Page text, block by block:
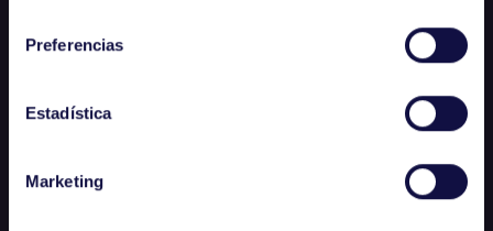
Preferencias
Estadística
Marketing